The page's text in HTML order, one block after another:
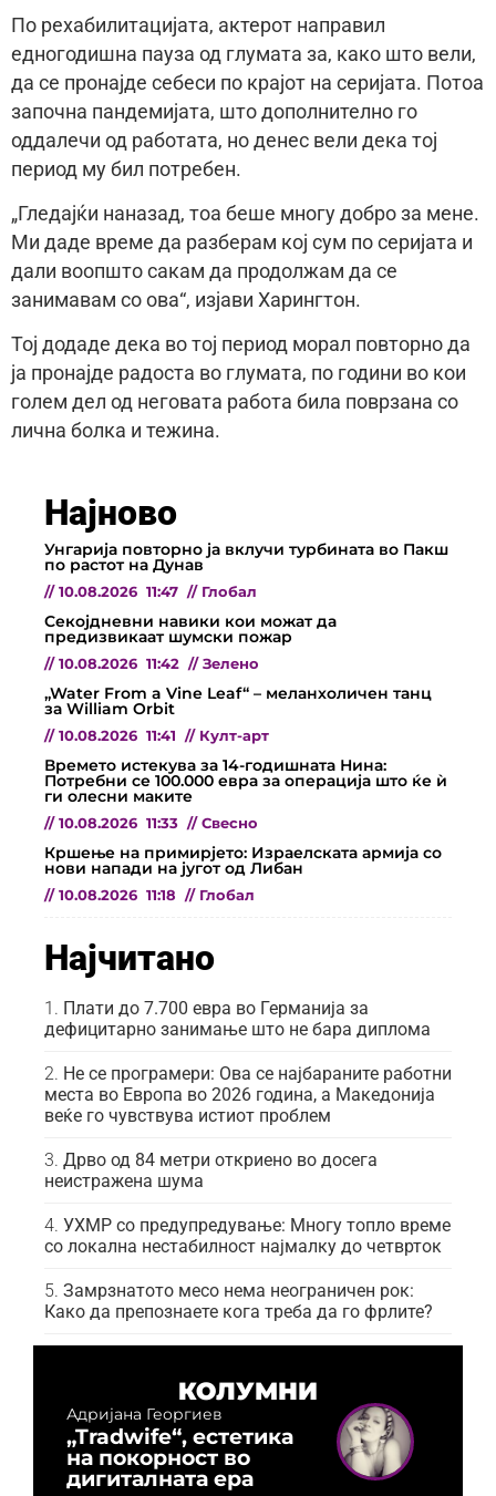
По рехабилитацијата, актерот направил
едногодишна пауза од глумата за, како што вели,
да се пронајде себеси по крајот на серијата. Потоа
започна пандемијата, што дополнително го
оддалечи од работата, но денес вели дека тој
период му бил потребен.
„Гледајќи наназад, тоа беше многу добро за мене.
Ми даде време да разберам кој сум по серијата и
дали воопшто сакам да продолжам да се
занимавам со ова“, изјави Харингтон.
Тој додаде дека во тој период морал повторно да
ја пронајде радоста во глумата, по години во кои
голем дел од неговата работа била поврзана со
лична болка и тежина.
Најново
Унгарија повторно ја вклучи турбината во Пакш
по растот на Дунав
// 10.08.2026 11:47 // Глобал
Секојдневни навики кои можат да
предизвикаат шумски пожар
// 10.08.2026 11:42 // Зелено
„Water From a Vine Leaf“ – меланхоличен танц
за William Orbit
// 10.08.2026 11:41 // Култ-арт
Времето истекува за 14-годишната Нина:
Потребни се 100.000 евра за операција што ќе ѝ
ги олесни маките
// 10.08.2026 11:33 // Свесно
Кршење на примирјето: Израелската армија со
нови напади на југот од Либан
// 10.08.2026 11:18 // Глобал
Најчитано
Плати до 7.700 евра во Германија за
дефицитарно занимање што не бара диплома
Не се програмери: Ова се најбараните работни
места во Европа во 2026 година, а Македонија
веќе го чувствува истиот проблем
Дрво од 84 метри откриено во досега
неистражена шума
УХМР со предупредување: Многу топло време
со локална нестабилност најмалку до четврток
Замрзнатото месо нема неограничен рок:
Како да препознаете кога треба да го фрлите?
КОЛУМНИ
Адријана Георгиев
„Tradwife“, естетика
на покорност во
дигиталната ера